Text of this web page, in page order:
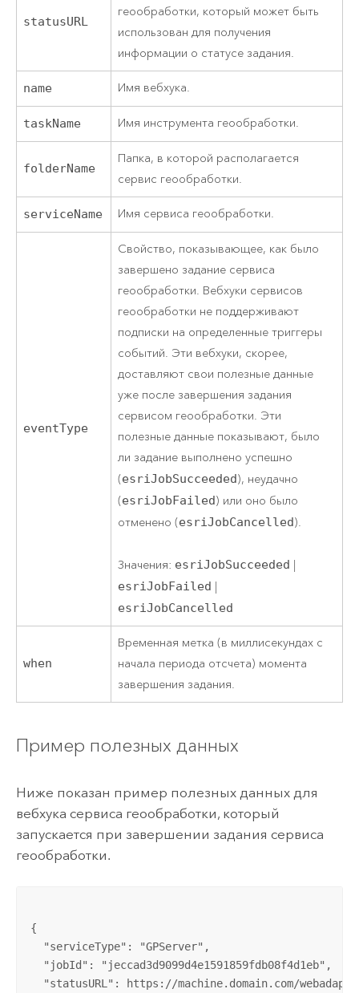
statusURL
геообработки, который может быть
использован для получения
информации о статусе задания.
name Имя вебхука.
taskName Имя инструмента геообработки.
folderName
Папка, в которой располагается
сервис геообработки.
serviceName Имя сервиса геообработки.
eventType
Свойство, показывающее, как было
завершено задание сервиса
геообработки. Вебхуки сервисов
геообработки не поддерживают
подписки на определенные триггеры
событий. Эти вебхуки, скорее,
доставляют свои полезные данные
уже после завершения задания
сервисом геообработки. Эти
полезные данные показывают, было
ли задание выполнено успешно
(esriJobSucceeded), неудачно
(esriJobFailed) или оно было
отменено (esriJobCancelled).
Значения: esriJobSucceeded
esriJobFailed
esriJobCancelled
when
Временная метка (в миллисекундах с
начала периода отсчета) момента
завершения задания.
Пример полезных данных
Ниже показан пример полезных данных для
вебхука сервиса геообработки, который
запускается при завершении задания сервиса
геообработки.
{
  "serviceType": "GPServer",
  "jobId": "jeccad3d9099d4e1591859fdb08f4d1eb",
"statusURL": https://machine.domain.com/